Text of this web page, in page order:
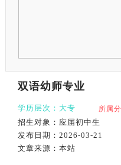
双语幼师专业
学历层次：大专 所属
招生对象：应届初中生
发布日期：2026-03-21
文章来源：本站